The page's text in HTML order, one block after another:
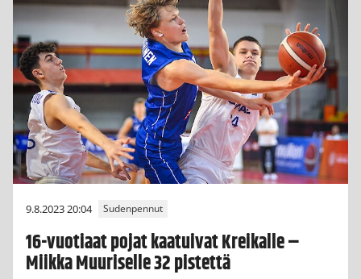
9.8.2023 20:04 Sudenpennut
16-vuotiaat pojat kaatuivat Kreikalle –
Miikka Muuriselle 32 pistettä